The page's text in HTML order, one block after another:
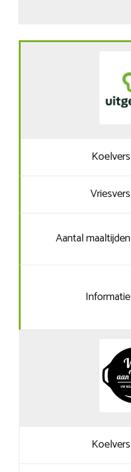
Koelvers
Vriesvers
Aantal maaltijden
Informatie
Koelvers